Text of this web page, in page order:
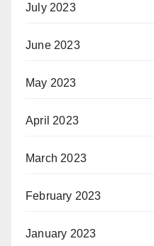
July 2023
June 2023
May 2023
April 2023
March 2023
February 2023
January 2023